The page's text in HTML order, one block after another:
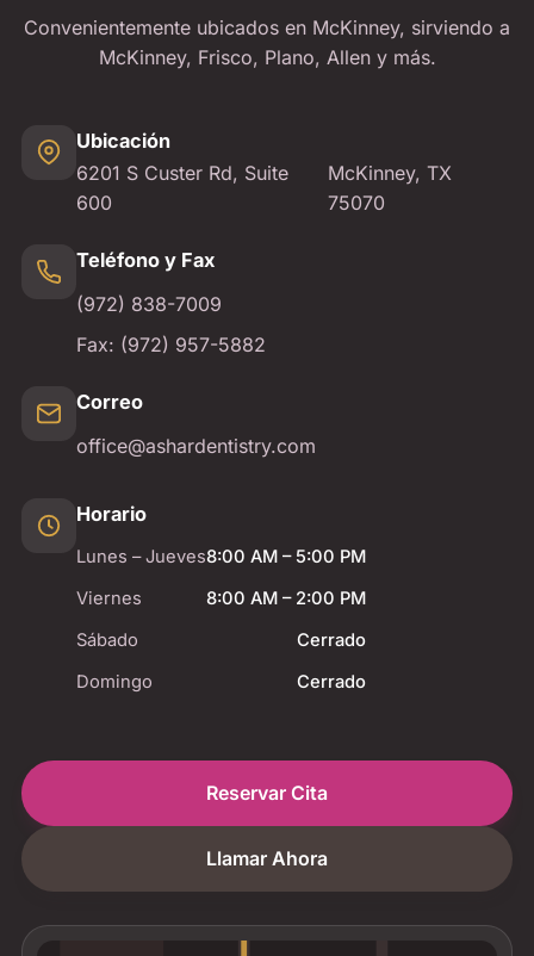
Convenientemente ubicados en McKinney, sirviendo a
McKinney, Frisco, Plano, Allen y más.
Ubicación
6201 S Custer Rd, Suite
600
McKinney, TX
75070
Teléfono y Fax
(972) 838-7009
Fax: (972) 957-5882
Correo
office@ashardentistry.com
Horario
Lunes – Jueves8:00 AM – 5:00 PM
Viernes
8:00 AM – 2:00 PM
Sábado
Cerrado
Domingo
Cerrado
Reservar Cita
Llamar Ahora